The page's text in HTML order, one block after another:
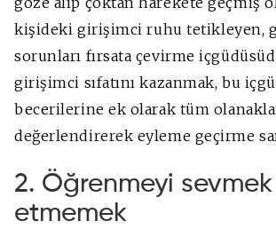
kişideki girişimci ruhu tetikleyen,
sorunları fırsata çevirme
girişimci sıfatını kazanmak, bu
becerilerine ek olarak tüm
değerlendirerek eyleme geçirme
2. Öğrenmeyi
etmemek